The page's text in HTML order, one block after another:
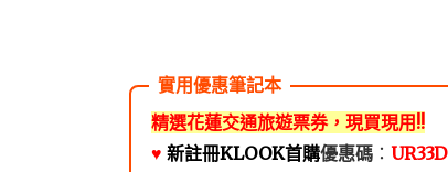
精選花蓮交通旅遊票券，現買現用!!
♥️ 新註冊KLOOK首購優惠碼 ： UR33D